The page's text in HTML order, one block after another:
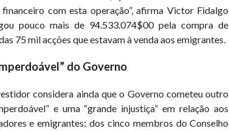
financeiro com esta operação”, afirma Victor Fidalgo
pouco mais de 94.533.074$00 pela compra de
75 mil acções que estavam à venda aos emigrantes.
do Governo
considera ainda que o Governo cometeu outro
e uma “grande injustiça” em relação aos
e emigrantes: dos cinco membros do Conselho